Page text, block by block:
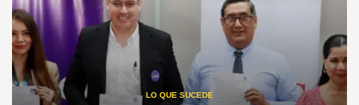
LO QUE SUCEDE